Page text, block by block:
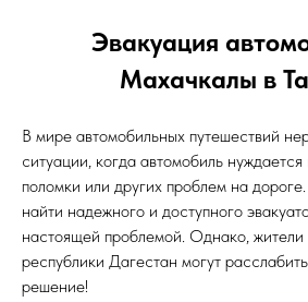
Эвакуация
Махачкалы в
В мире автомобильных путешествий
ситуации, когда автомобиль
поломки или других проблем на
найти надежного и доступного
настоящей проблемой. Однако,
республики Дагестан могут
решение!